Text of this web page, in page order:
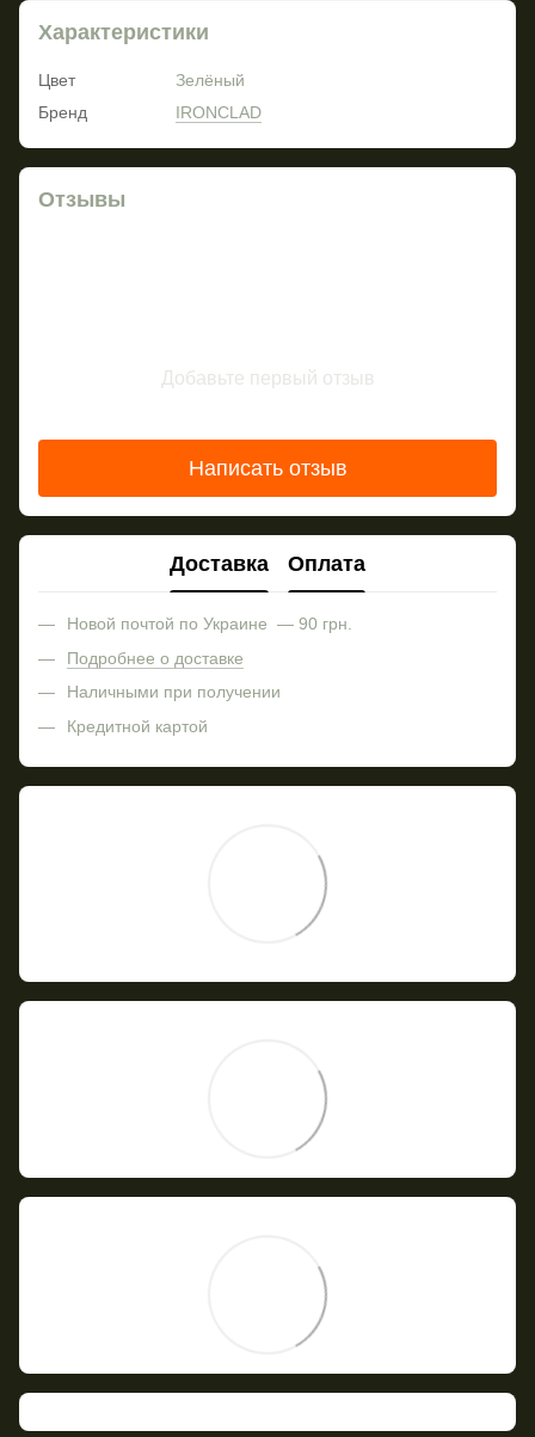
Характеристики
Цвет
Зелёный
Бренд
IRONCLAD
Отзывы
Добавьте первый отзыв
Написать отзыв
Доставка Оплата
Новой почтой по Украине — 90 грн.
Подробнее о доставке
Наличными при получении
Кредитной картой